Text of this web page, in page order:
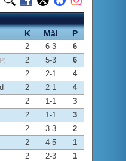
K
Mål P
2 6-3
6
2 5-3
6
2 2-1
4
2 2-1
4
2 1-1
3
2 1-1
3
2 3-3
2
2 4-5
1
2 2-3
1